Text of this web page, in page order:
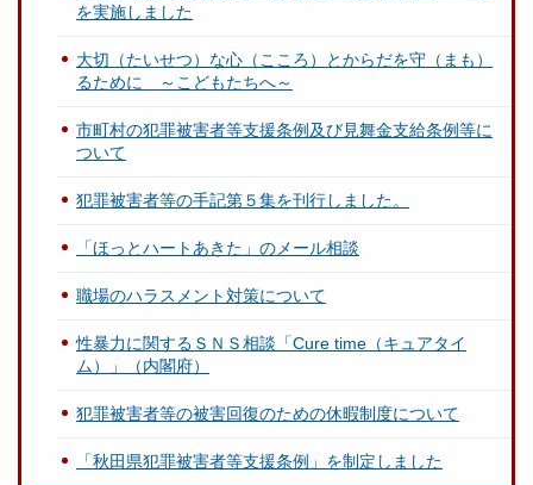
を実施しました
大切（たいせつ）な心（こころ）とからだを守（まも）
るために ～こどもたちへ～
市町村の犯罪被害者等支援条例及び見舞金支給条例等に
ついて
犯罪被害者等の手記第５集を刊行しました。
「ほっとハートあきた」のメール相談
職場のハラスメント対策について
性暴力に関するＳＮＳ相談「Cure time（キュアタイ
ム）」（内閣府）
犯罪被害者等の被害回復のための休暇制度について
「秋田県犯罪被害者等支援条例」を制定しました